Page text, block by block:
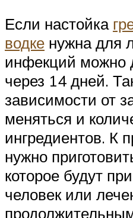
Если настойка
водке нужна для
инфекций можно
через 14 дней.
зависимости от
меняться и
ингредиентов. К
нужно
которое будут
человек или